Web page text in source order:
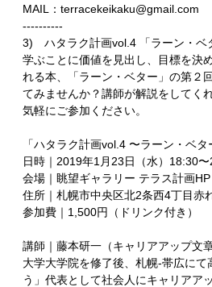
MAIL：terracekeikaku@gmail.com
----------
3)　ハタラク計画vol.4 「ラーン・ベ
学ぶことに価値を見出し、目標を決
れる本、「ラーン・ベター」の第２
てみませんか？講師が解説をしてく
気軽にご参加ください。
「ハタラク計画vol.4 〜ラーン・ベタ
日時｜2019年1月23日（水）18:30
会場｜眺望ギャラリー テラス計画HP
住所｜札幌市中央区北2条西4丁目赤
参加費｜1,500円（ドリンク付き）
講師｜藤本研一（キャリアアップ文
大学大学院を修了後、札幌-帯広に
う」代表として社会人にキャリアア